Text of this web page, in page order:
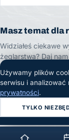
Masz temat dla
Widziałeś ciekawe
żeglarstwa? Daj
ZGŁOŚ TEMAT
© 2026 Żeglarski.info.
Używamy plików
serwisu i analizować
prywatności.
TYLKO